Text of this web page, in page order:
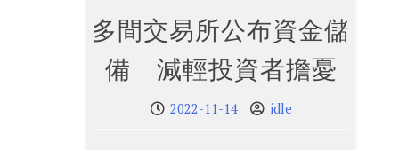
多間交易所公布資金儲
備 減輕投資者擔憂
2022-11-14 idle